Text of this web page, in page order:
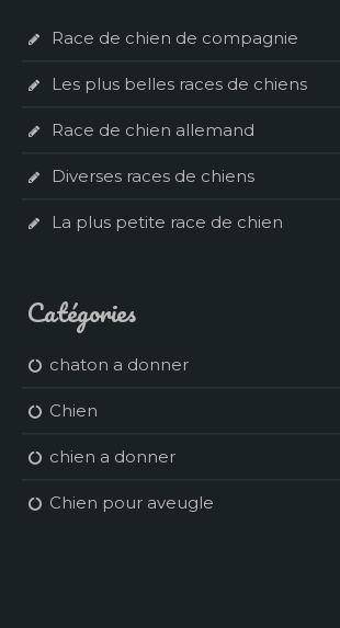
Race de chien de compagnie
Les plus belles races de chiens
Race de chien allemand
Diverses races de chiens
La plus petite race de chien
Catégories
chaton a donner
Chien
chien a donner
Chien pour aveugle